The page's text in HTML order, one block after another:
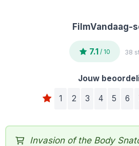
FilmVandaag-
7.1 / 10 38
Jouw
1 2 3 4 5 6
Invasion of the Body